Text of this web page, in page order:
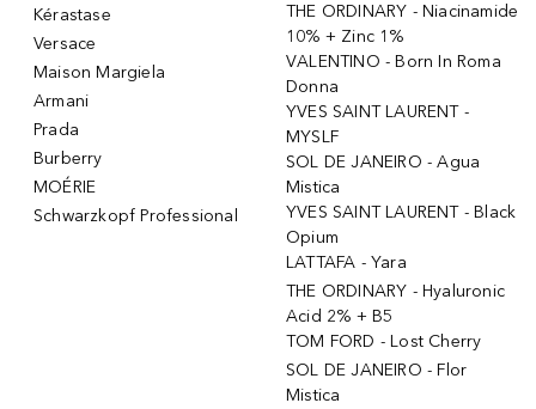
Kérastase
Versace
Maison Margiela
Armani
Prada
Burberry
MOÉRIE
Schwarzkopf Professional
THE ORDINARY - Niacinamide
10% + Zinc 1%
VALENTINO - Born In Roma
Donna
YVES SAINT LAURENT -
MYSLF
SOL DE JANEIRO - Agua
Mistica
YVES SAINT LAURENT - Black
Opium
LATTAFA - Yara
THE ORDINARY - Hyaluronic
Acid 2% + B5
TOM FORD - Lost Cherry
SOL DE JANEIRO - Flor
Mistica